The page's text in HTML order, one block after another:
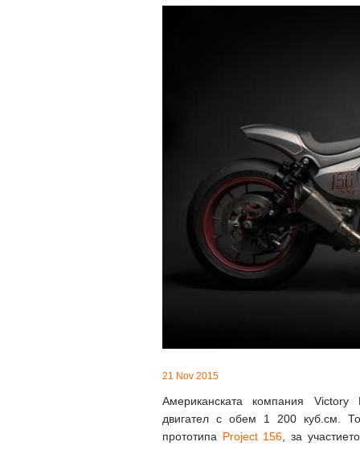
21 Nov 2015
Американската компания Victory
двигател с обем 1 200 куб.см.
прототипа Project 156 , за